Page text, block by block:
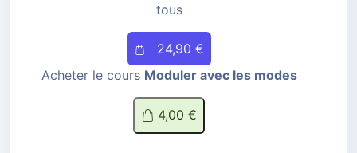
tous
24,90 €
Acheter le cours Moduler avec les modes
4,00 €